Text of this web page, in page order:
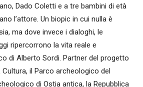
Dado Coletti e a tre bambini di età
l’attore. Un biopic in cui nulla è
ma dove invece i dialoghi, le
ripercorrono la vita reale e
di Alberto Sordi. Partner del progetto
il Parco archeologico del
di Ostia antica, la Repubblica